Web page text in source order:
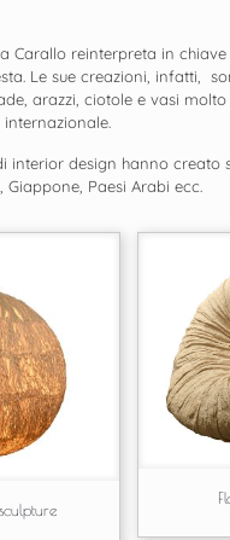
Carallo reinterpreta in
Le sue creazioni, infatti,
arazzi, ciotole e vasi
interior design hanno creato
Giappone, Paesi Arabi ecc.